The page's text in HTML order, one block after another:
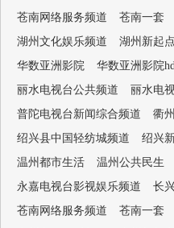
苍南网络服务频道
苍南一套
湖州文化娱乐频道
湖州新起
华数亚洲影院
华数亚洲影院
丽水电视台公共频道
丽水电
普陀电视台新闻综合频道
衢
绍兴县中国轻纺城频道
绍兴
温州都市生活
温州公共民生
永嘉电视台影视娱乐频道
长
苍南网络服务频道
苍南一套